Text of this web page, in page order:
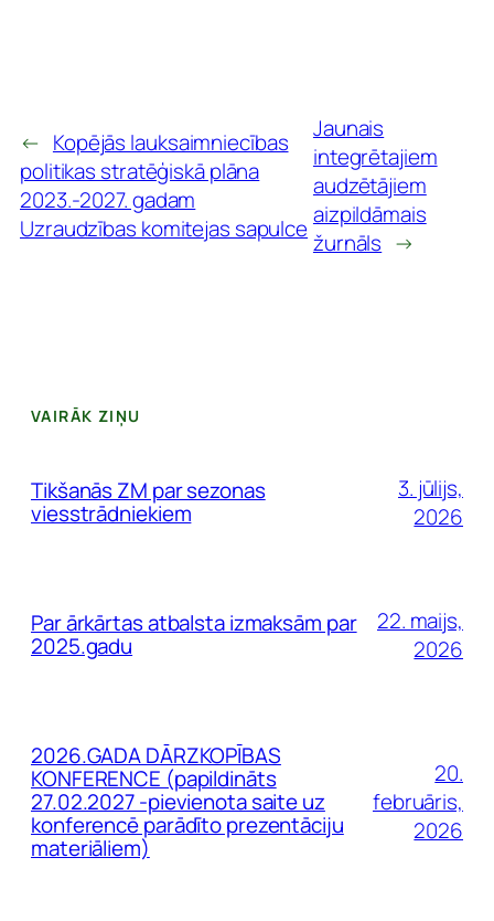
← Kopējās lauksaimniecības
politikas stratēģiskā plāna
2023.-2027. gadam
Uzraudzības komitejas sapulce
Jaunais
integrētajiem
audzētājiem
aizpildāmais
žurnāls →
VAIRĀK ZIŅU
Tikšanās ZM par sezonas
viesstrādniekiem
3. jūlijs,
2026
Par ārkārtas atbalsta izmaksām par
2025.gadu
22. maijs,
2026
2026.GADA DĀRZKOPĪBAS
KONFERENCE (papildināts
27.02.2027 -pievienota saite uz
konferencē parādīto prezentāciju
materiāliem)
20.
februāris,
2026